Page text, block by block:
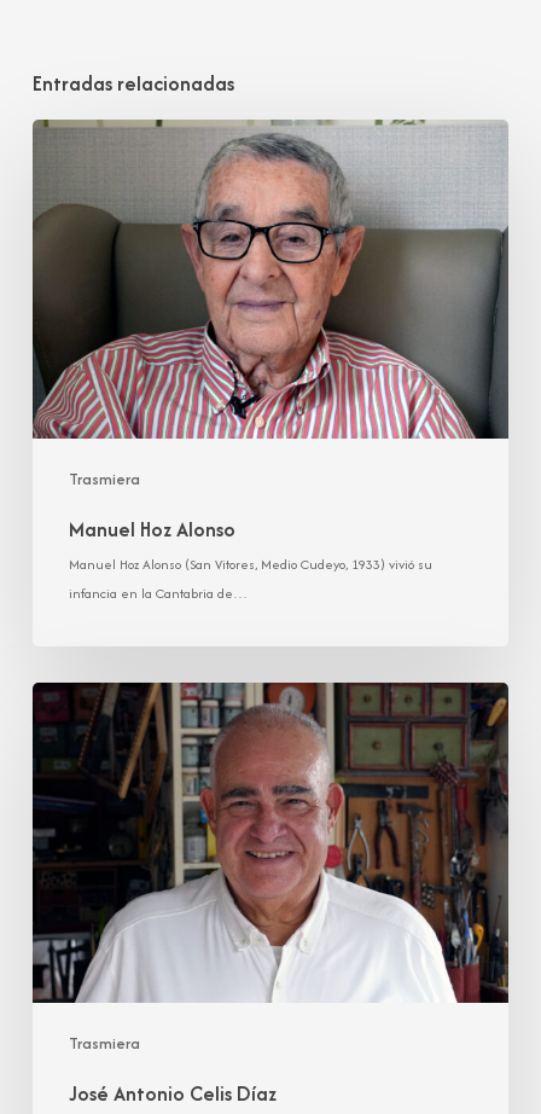
Entradas relacionadas
Trasmiera
Manuel
Manuel Hoz Alonso
Manuel Hoz Alonso (San Vitores, Medio Cudeyo, 1933) vivió su
infancia en la Cantabria de…
Trasmiera
José
Antonio
Celis
Díaz
José Antonio Celis Díaz